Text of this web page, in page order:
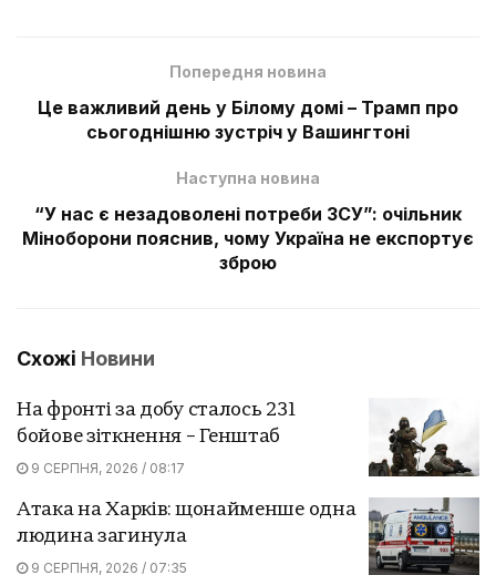
Попередня новина
Це важливий день у Білому домі – Трамп про
сьогоднішню зустріч у Вашингтоні
Наступна новина
“У нас є незадоволені потреби ЗСУ”: очільник
Міноборони пояснив, чому Україна не експортує
зброю
Схожі Новини
На фронті за добу сталось 231
бойове зіткнення – Генштаб
9 СЕРПНЯ, 2026 / 08:17
Атака на Харків: щонайменше одна
людина загинула
9 СЕРПНЯ, 2026 / 07:35